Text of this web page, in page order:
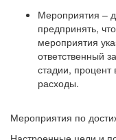
Мероприятия –
предпринять,
мероприятия
ответственный
стадии,
расходы.
Мероприятия по